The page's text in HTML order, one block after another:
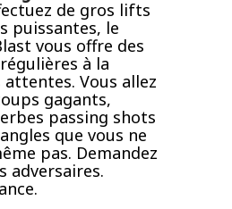
de gros lifts
puissantes, le
vous offre des
à la
Vous allez
gagants,
passing shots
que vous ne
pas. Demandez
adversaires.